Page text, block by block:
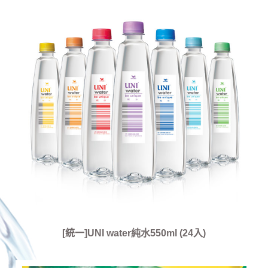
[統一]UNI water純水550ml (24入)